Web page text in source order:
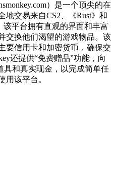
）是一个顶尖的在
地交易来自CS2、《Rust》和
该平台拥有直观的界面和丰富
交换他们渴望的游戏物品。该
要信用卡和加密货币，确保交
还提供“免费赠品”功能，向
具和真实现金，以完成简单任
用该平台。